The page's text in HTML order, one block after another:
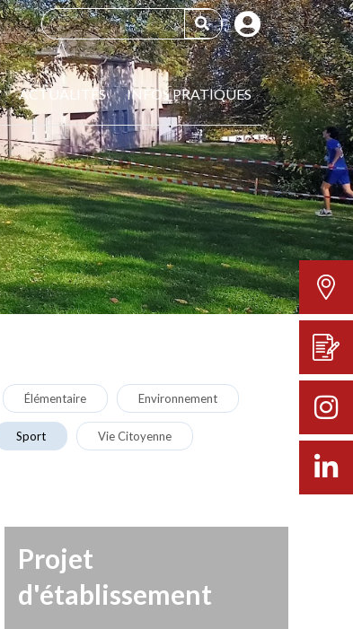
ACTUALITÉS INFOS PRATIQUES
Élémentaire Environnement
Sport Vie Citoyenne
Projet
d'établissement